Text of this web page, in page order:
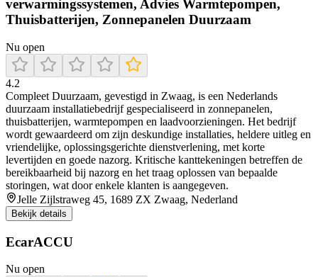
verwarmingssystemen, Advies Warmtepompen,
Thuisbatterijen, Zonnepanelen Duurzaam
Nu open
4.2
Compleet Duurzaam, gevestigd in Zwaag, is een Nederlands
duurzaam installatiebedrijf gespecialiseerd in zonnepanelen,
thuisbatterijen, warmtepompen en laadvoorzieningen. Het bedrijf
wordt gewaardeerd om zijn deskundige installaties, heldere uitleg en
vriendelijke, oplossingsgerichte dienstverlening, met korte
levertijden en goede nazorg. Kritische kanttekeningen betreffen de
bereikbaarheid bij nazorg en het traag oplossen van bepaalde
storingen, wat door enkele klanten is aangegeven.
Jelle Zijlstraweg 45, 1689 ZX Zwaag, Nederland
Bekijk details
EcarACCU
Nu open